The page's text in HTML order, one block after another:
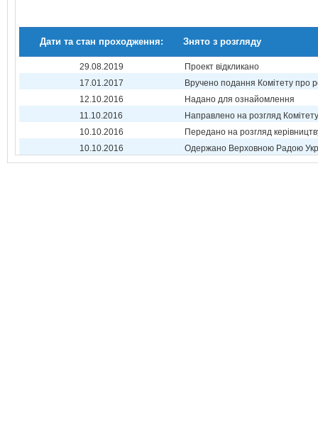
Дати та стан проходження: Знято з розгляду
29.08.2019
Проект відкликано
17.01.2017
Вручено подання Комітету про
12.10.2016
Надано для ознайомлення
11.10.2016
Направлено на розгляд Комітету
10.10.2016
Передано на розгляд
10.10.2016
Одержано Верховною Радою